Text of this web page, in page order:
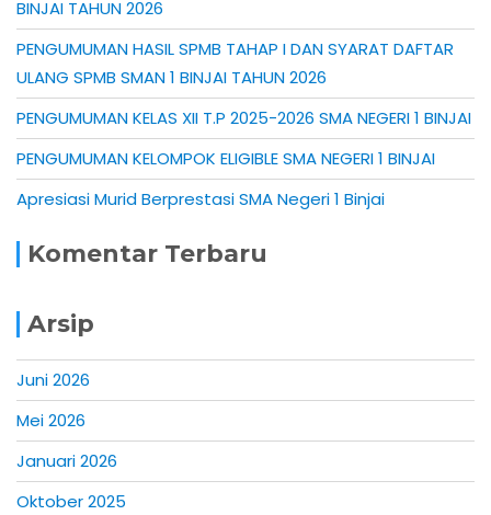
BINJAI TAHUN 2026
PENGUMUMAN HASIL SPMB TAHAP I DAN SYARAT DAFTAR
ULANG SPMB SMAN 1 BINJAI TAHUN 2026
PENGUMUMAN KELAS XII T.P 2025-2026 SMA NEGERI 1 BINJAI
PENGUMUMAN KELOMPOK ELIGIBLE SMA NEGERI 1 BINJAI
Apresiasi Murid Berprestasi SMA Negeri 1 Binjai
Komentar Terbaru
Arsip
Juni 2026
Mei 2026
Januari 2026
Oktober 2025